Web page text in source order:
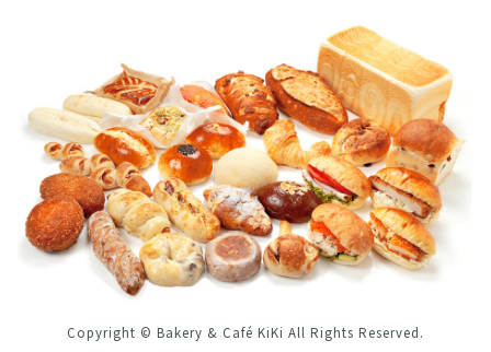
Copyright © Bakery & Café KiKi All Rights Reserved.